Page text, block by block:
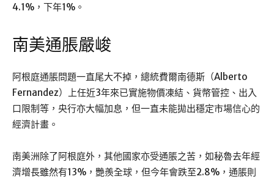
4.1%，下年1%。
南美通脹嚴峻
阿根庭通脹問題一直尾大不掉，總統費爾南德斯（Alberto
Fernandez）上任近3年來已實施物價凍結、貨幣管控、出入
口限制等，央行亦大幅加息，但一直未能拋出穩定市場信心的
經濟計畫。
南美洲除了阿根庭外，其他國家亦受通脹之苦，如秘魯去年經
濟增長雖然有13%，艷羨全球，但今年會跌至2.8%，通脹則